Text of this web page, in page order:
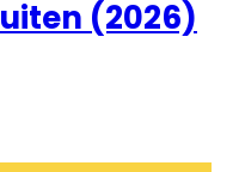
(2026)